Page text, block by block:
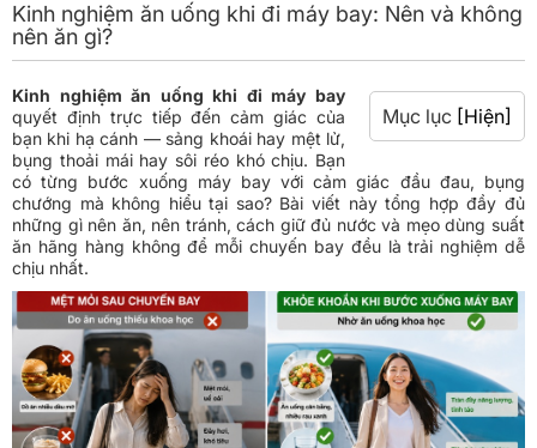
Kinh nghiệm ăn uống khi đi máy bay: Nên và không
nên ăn gì?
Mục lục [Hiện]
Kinh nghiệm ăn uống khi đi máy bay
quyết định trực tiếp đến cảm giác của
bạn khi hạ cánh — sảng khoái hay mệt lử,
bụng thoải mái hay sôi réo khó chịu. Bạn
có từng bước xuống máy bay với cảm giác đầu đau, bụng
chướng mà không hiểu tại sao? Bài viết này tổng hợp đầy đủ
những gì nên ăn, nên tránh, cách giữ đủ nước và mẹo dùng suất
ăn hãng hàng không để mỗi chuyến bay đều là trải nghiệm dễ
chịu nhất.